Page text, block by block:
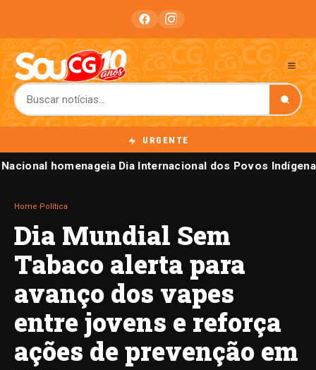
URGENTE
homenageia Dia Internacional dos Povos
Home Política
Dia Mundial Sem
Tabaco alerta para
avanço dos vapes
entre jovens e reforça
ações de prevenção em